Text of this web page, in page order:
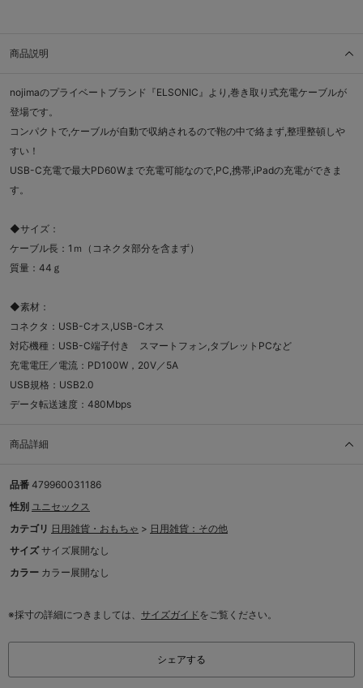
商品説明
nojimaのプライベートブランド『ELSONIC』より,巻き取り式充電ケーブルが
登場です。
コンパクトで,ケーブルが自動で収納されるので鞄の中で絡まず,整理整頓しや
すい！
USB-C充電で最大PD60Wまで充電可能なので,PC,携帯,iPadの充電ができま
す。
◆サイズ：
ケーブル長：1ｍ（コネクタ部分を含まず）
質量：44ｇ
◆素材：
コネクタ：USB-Cオス,USB-Cオス
対応機種：USB-C端子付き スマートフォン,タブレットPCなど
充電電圧／電流：PD100W，20V／5A
USB規格：USB2.0
データ転送速度：480Mbps
商品詳細
品番 479960031186
性別 ユニセックス
カテゴリ 日用雑貨・おもちゃ > 日用雑貨：その他
サイズ サイズ展開なし
カラー カラー展開なし
※採寸の詳細につきましては、 サイズガイドをご覧ください。
シェアする